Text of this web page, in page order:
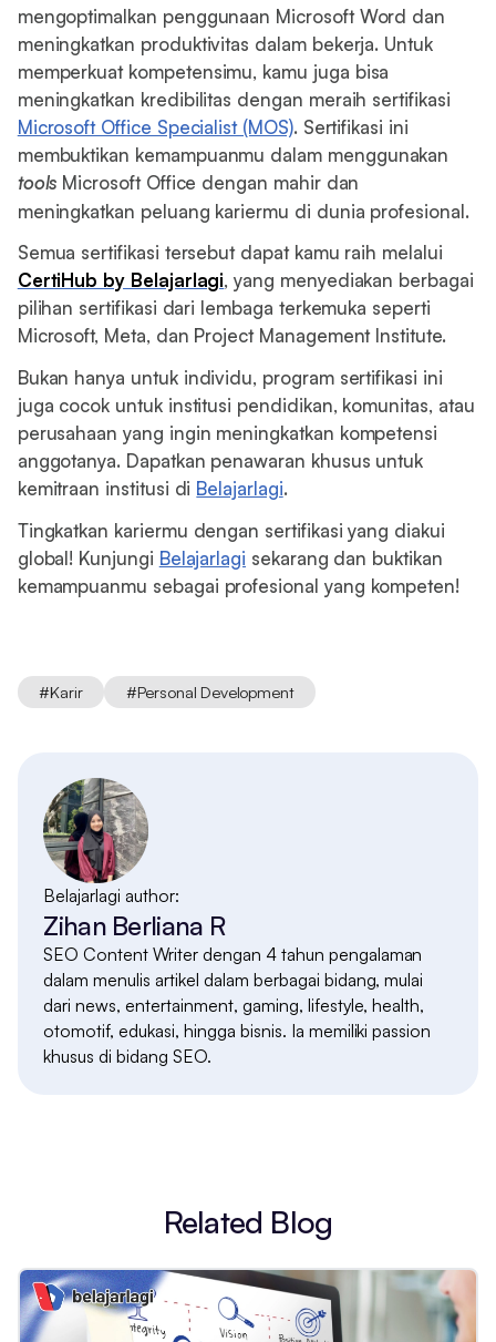
mengoptimalkan penggunaan Microsoft Word dan
meningkatkan produktivitas dalam bekerja. Untuk
memperkuat kompetensimu, kamu juga bisa
meningkatkan kredibilitas dengan meraih sertifikasi
Microsoft Office Specialist (MOS). Sertifikasi ini
membuktikan kemampuanmu dalam menggunakan
tools Microsoft Office dengan mahir dan
meningkatkan peluang kariermu di dunia profesional.
Semua sertifikasi tersebut dapat kamu raih melalui
CertiHub by Belajarlagi, yang menyediakan berbagai
pilihan sertifikasi dari lembaga terkemuka seperti
Microsoft, Meta, dan Project Management Institute.
Bukan hanya untuk individu, program sertifikasi ini
juga cocok untuk institusi pendidikan, komunitas, atau
perusahaan yang ingin meningkatkan kompetensi
anggotanya. Dapatkan penawaran khusus untuk
kemitraan institusi di Belajarlagi.
Tingkatkan kariermu dengan sertifikasi yang diakui
global! Kunjungi Belajarlagi sekarang dan buktikan
kemampuanmu sebagai profesional yang kompeten!
#Karir #Personal Development
Belajarlagi author:
Zihan Berliana R
SEO Content Writer dengan 4 tahun pengalaman
dalam menulis artikel dalam berbagai bidang, mulai
dari news, entertainment, gaming, lifestyle, health,
otomotif, edukasi, hingga bisnis. Ia memiliki passion
khusus di bidang SEO.
Related Blog